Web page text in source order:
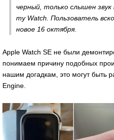
черный, только слышен
my Watch. Пользователь
новое 16 октября.
Apple Watch SE не были
понимаем причину подобных
нашим догадкам, это могут быть
Engine.